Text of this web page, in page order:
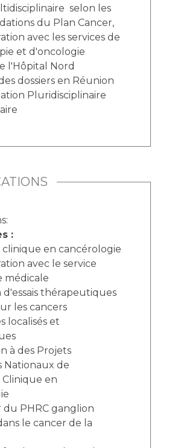
selon les
du Plan Cancer,
avec les services de
et d'oncologie
l'Hôpital Nord
dossiers en Réunion
Pluridisciplinaire
:
en cancérologie
avec le service
médicale
d'essais thérapeutiques
les cancers
localisés et
à des Projets
Nationaux de
en
PHRC ganglion
le cancer de la